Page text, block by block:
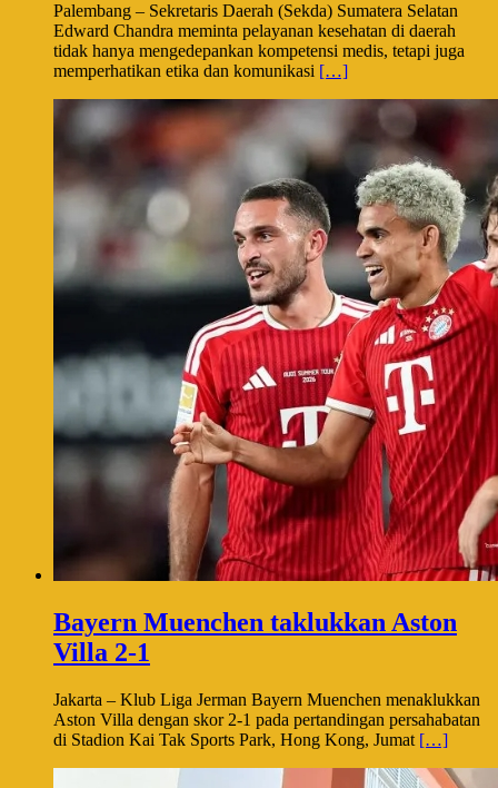
Palembang – Sekretaris Daerah (Sekda) Sumatera Selatan
Edward Chandra meminta pelayanan kesehatan di daerah
tidak hanya mengedepankan kompetensi medis, tetapi juga
memperhatikan etika dan komunikasi […]
Bayern Muenchen taklukkan Aston
Villa 2-1
Jakarta – Klub Liga Jerman Bayern Muenchen menaklukkan
Aston Villa dengan skor 2-1 pada pertandingan persahabatan
di Stadion Kai Tak Sports Park, Hong Kong, Jumat […]